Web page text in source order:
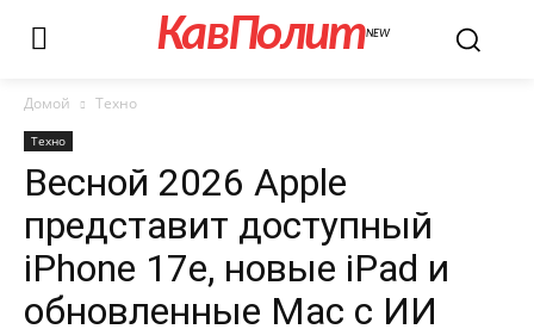
КавПолитNEW
Домой Техно
Техно
Весной 2026 Apple
представит доступный
iPhone 17e, новые iPad и
обновленные Mac с ИИ